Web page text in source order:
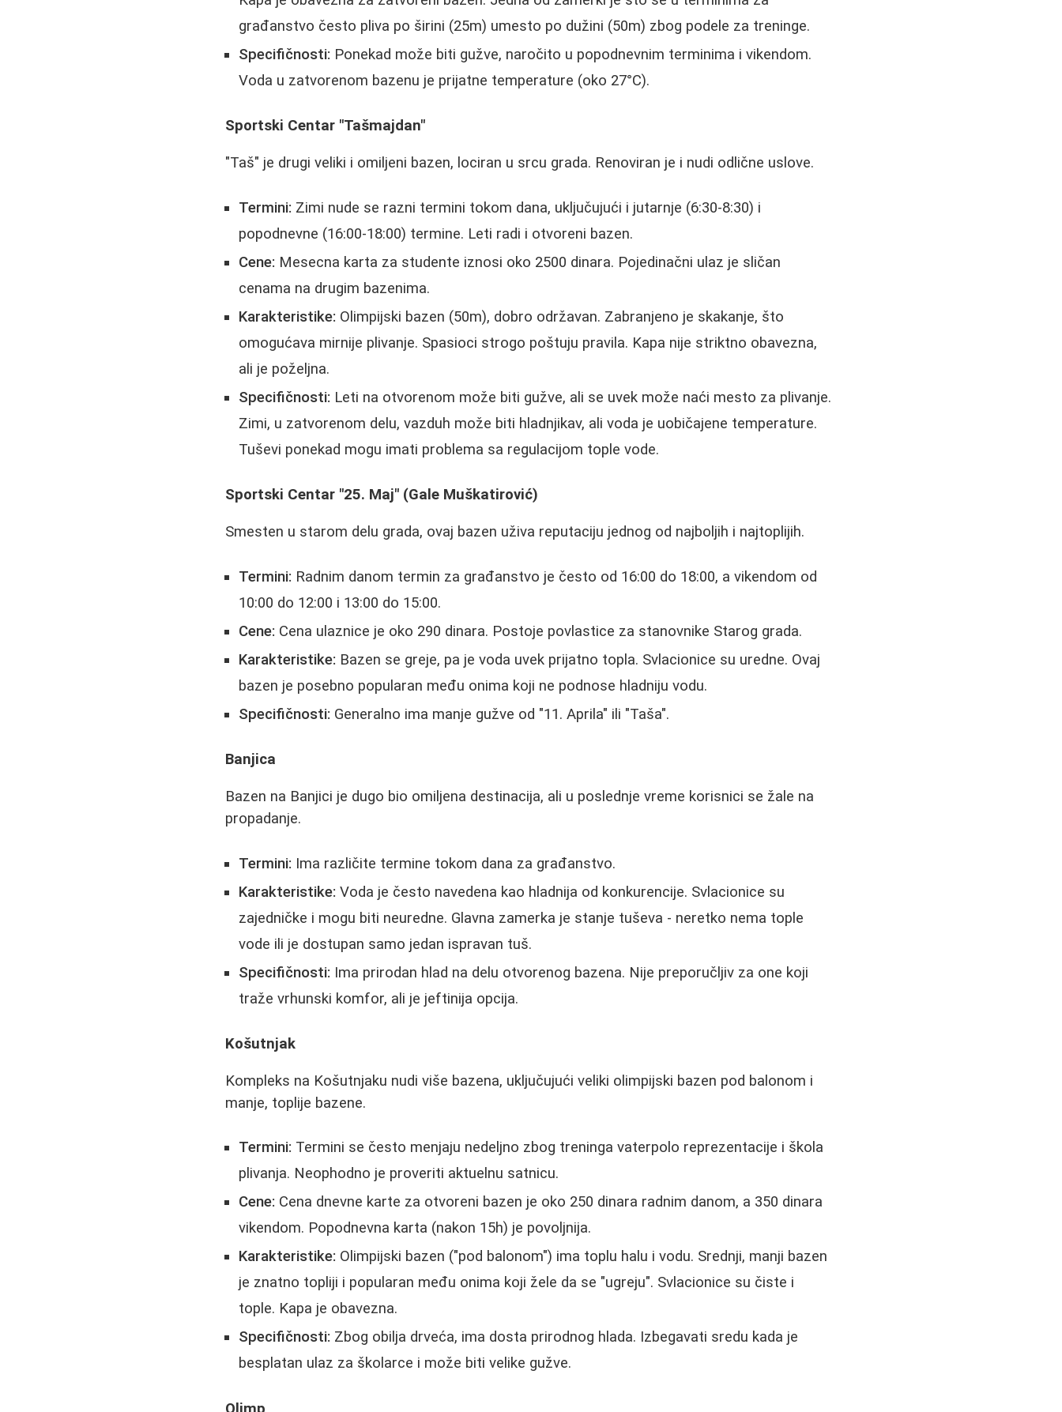
građanstvo često pliva po širini (25m) umesto po dužini (50m) zbog podele za treninge.
Specifičnosti: Ponekad može biti gužve, naročito u popodnevnim terminima i vikendom.
Voda u zatvorenom bazenu je prijatne temperature (oko 27°C).
Sportski Centar "Tašmajdan"
"Taš" je drugi veliki i omiljeni bazen, lociran u srcu grada. Renoviran je i nudi odlične uslove.
Termini: Zimi nude se razni termini tokom dana, uključujući i jutarnje (6:30-8:30) i
popodnevne (16:00-18:00) termine. Leti radi i otvoreni bazen.
Cene: Mesecna karta za studente iznosi oko 2500 dinara. Pojedinačni ulaz je sličan
cenama na drugim bazenima.
Karakteristike: Olimpijski bazen (50m), dobro održavan. Zabranjeno je skakanje, što
omogućava mirnije plivanje. Spasioci strogo poštuju pravila. Kapa nije striktno obavezna,
ali je poželjna.
Specifičnosti: Leti na otvorenom može biti gužve, ali se uvek može naći mesto za plivanje.
Zimi, u zatvorenom delu, vazduh može biti hladnjikav, ali voda je uobičajene temperature.
Tuševi ponekad mogu imati problema sa regulacijom tople vode.
Sportski Centar "25. Maj" (Gale Muškatirović)
Smesten u starom delu grada, ovaj bazen uživa reputaciju jednog od najboljih i najtoplijih.
Termini: Radnim danom termin za građanstvo je često od 16:00 do 18:00, a vikendom od
10:00 do 12:00 i 13:00 do 15:00.
Cene: Cena ulaznice je oko 290 dinara. Postoje povlastice za stanovnike Starog grada.
Karakteristike: Bazen se greje, pa je voda uvek prijatno topla. Svlacionice su uredne. Ovaj
bazen je posebno popularan među onima koji ne podnose hladniju vodu.
Specifičnosti: Generalno ima manje gužve od "11. Aprila" ili "Taša".
Banjica
Bazen na Banjici je dugo bio omiljena destinacija, ali u poslednje vreme korisnici se žale na
propadanje.
Termini: Ima različite termine tokom dana za građanstvo.
Karakteristike: Voda je često navedena kao hladnija od konkurencije. Svlacionice su
zajedničke i mogu biti neuredne. Glavna zamerka je stanje tuševa - neretko nema tople
vode ili je dostupan samo jedan ispravan tuš.
Specifičnosti: Ima prirodan hlad na delu otvorenog bazena. Nije preporučljiv za one koji
traže vrhunski komfor, ali je jeftinija opcija.
Košutnjak
Kompleks na Košutnjaku nudi više bazena, uključujući veliki olimpijski bazen pod balonom i
manje, toplije bazene.
Termini: Termini se često menjaju nedeljno zbog treninga vaterpolo reprezentacije i škola
plivanja. Neophodno je proveriti aktuelnu satnicu.
Cene: Cena dnevne karte za otvoreni bazen je oko 250 dinara radnim danom, a 350 dinara
vikendom. Popodnevna karta (nakon 15h) je povoljnija.
Karakteristike: Olimpijski bazen ("pod balonom") ima toplu halu i vodu. Srednji, manji bazen
je znatno topliji i popularan među onima koji žele da se "ugreju". Svlacionice su čiste i
tople. Kapa je obavezna.
Specifičnosti: Zbog obilja drveća, ima dosta prirodnog hlada. Izbegavati sredu kada je
besplatan ulaz za školarce i može biti velike gužve.